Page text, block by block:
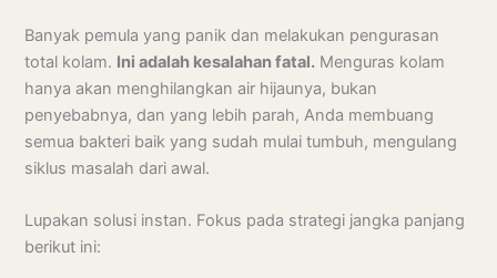
Banyak pemula yang panik dan melakukan pengurasan
total kolam. Ini adalah kesalahan fatal. Menguras kolam
hanya akan menghilangkan air hijaunya, bukan
penyebabnya, dan yang lebih parah, Anda membuang
semua bakteri baik yang sudah mulai tumbuh, mengulang
siklus masalah dari awal.
Lupakan solusi instan. Fokus pada strategi jangka panjang
berikut ini: